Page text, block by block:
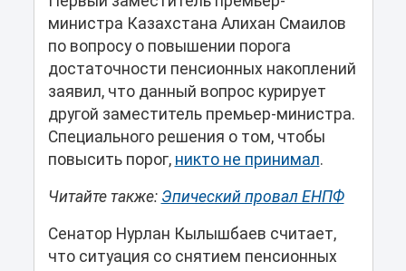
министра Казахстана Алихан Смаилов
по вопросу о повышении порога
достаточности пенсионных накоплений
заявил, что данный вопрос курирует
другой заместитель премьер-министра.
Специального решения о том, чтобы
повысить порог, никто не принимал.
Читайте также: Эпический провал ЕНПФ
Сенатор Нурлан Кылышбаев считает,
что ситуация со снятием пенсионных